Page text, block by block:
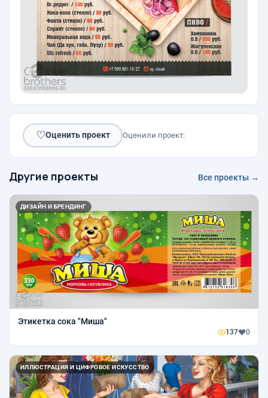
♡Оценить проект Оценили проект:
Другие проекты Все проекты →
ДИЗАЙН И БРЕНДИНГ
Этикетка сока "Миша"
137 0
ИЛЛЮСТРАЦИЯ И ЦИФРОВОЕ ИСКУССТВО